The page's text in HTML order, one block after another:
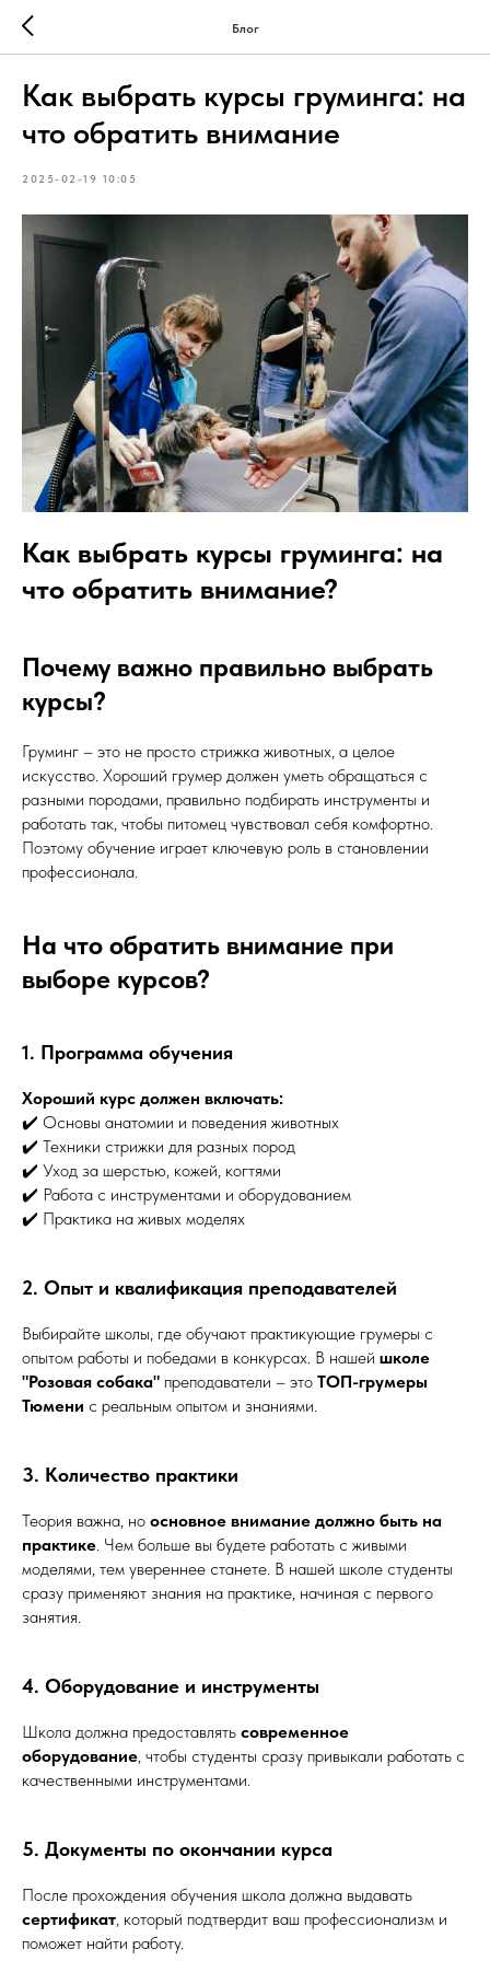
Блог
Как выбрать курсы груминга: на
что обратить внимание
2025-02-19 10:05
Как выбрать курсы груминга: на
что обратить внимание?
Почему важно правильно выбрать
курсы?
Груминг – это не просто стрижка животных, а целое
искусство. Хороший грумер должен уметь обращаться с
разными породами, правильно подбирать инструменты и
работать так, чтобы питомец чувствовал себя комфортно.
Поэтому обучение играет ключевую роль в становлении
профессионала.
На что обратить внимание при
выборе курсов?
1. Программа обучения
Хороший курс должен включать:
✔️ Основы анатомии и поведения животных
✔️ Техники стрижки для разных пород
✔️ Уход за шерстью, кожей, когтями
✔️ Работа с инструментами и оборудованием
✔️ Практика на живых моделях
2. Опыт и квалификация преподавателей
Выбирайте школы, где обучают практикующие грумеры с
опытом работы и победами в конкурсах. В нашей школе
"Розовая собака" преподаватели – это ТОП-грумеры
Тюмени с реальным опытом и знаниями.
3. Количество практики
Теория важна, но основное внимание должно быть на
практике. Чем больше вы будете работать с живыми
моделями, тем увереннее станете. В нашей школе студенты
сразу применяют знания на практике, начиная с первого
занятия.
4. Оборудование и инструменты
Школа должна предоставлять современное
оборудование, чтобы студенты сразу привыкали работать с
качественными инструментами.
5. Документы по окончании курса
После прохождения обучения школа должна выдавать
сертификат, который подтвердит ваш профессионализм и
поможет найти работу.